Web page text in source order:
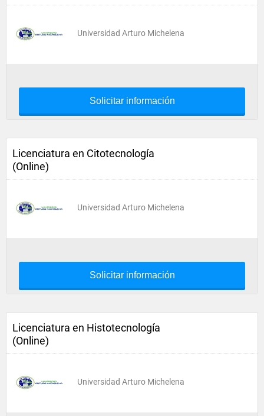
Universidad Arturo Michelena
Solicitar información
Licenciatura en Citotecnología
(Online)
Universidad Arturo Michelena
Solicitar información
Licenciatura en Histotecnología
(Online)
Universidad Arturo Michelena